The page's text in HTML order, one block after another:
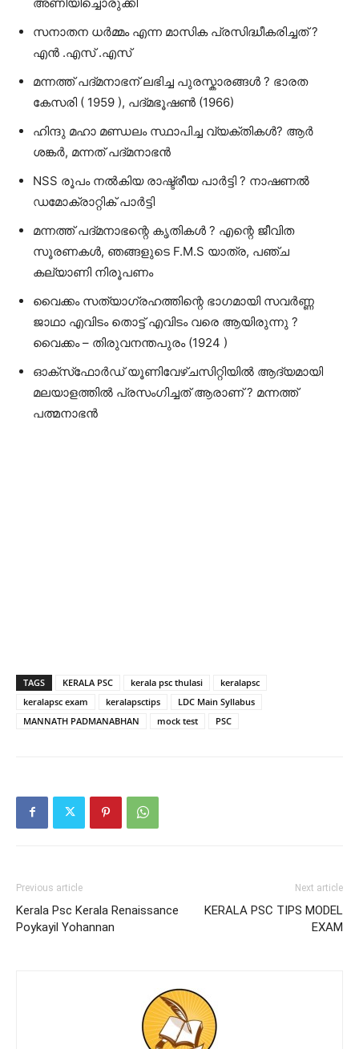
സനാതന ധര്‍മ്മം എന്ന മാസിക പ്രസിദ്ധീകരിച്ചത്‌ ?
എന്‍ .എസ്‌ .എസ്‌
മന്നത്ത്‌ പദ്മനാഭന്‌ ലഭിച്ച പുരസ്കാരങ്ങള്‍ ? ഭാരത
കേസരി ( 1959 ), പദ്മഭൂഷണ്‍ (1966)
ഹിന്ദു മഹാ മണ്ഡലം സ്ഥാപിച്ച വ്യക്തികള്‍? ആര്‍
ശങ്കര്‍, മന്നത്‌ പദ്മനാഭന്‍
NSS രൂപം നല്‍കിയ രാഷ്ട്രീയ പാര്‍ട്ടി ? നാഷണല്‍
ഡമോക്രാറ്റിക്‌ പാര്‍ട്ടി
മന്നത്ത്‌ പദ്മനാഭന്റെ കൃതികള്‍ ? എന്റെ ജീവിത
സൂരണകള്‍, ഞങ്ങളുടെ F.M.S യാത്ര, പഞ്ച
കല്യാണി നിരൂപണം
വൈക്കം സത്യാഗ്രഹത്തിന്റെ ഭാഗമായി സവര്‍ണ്ണ
ജാഥാ എവിടം തൊട്ട് എവിടം വരെ ആയിരുന്നു ?
വൈക്കം – തിരുവനന്തപുരം (1924 )
ഓക്‌സ്‌ഫോര്‍ഡ്‌ യൂണിവേഴ്ചസിറ്റിയില്‍ ആദ്യമായി
മലയാളത്തില്‍ പ്രസംഗിച്ചത്‌ ആരാണ്‌ ? മന്നത്ത്‌
പത്മനാഭന്‍
TAGS KERALA PSC kerala psc thulasi
keralapsc
keralapsc exam
keralapsctips
LDC Main Syllabus
MANNATH PADMANABHAN
mock test PSC
Previous article
Kerala Psc Kerala Renaissance
Poykayil Yohannan
Next article
KERALA PSC TIPS MODEL
EXAM